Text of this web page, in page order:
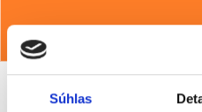
Súhlas
Viac o ponuke >>